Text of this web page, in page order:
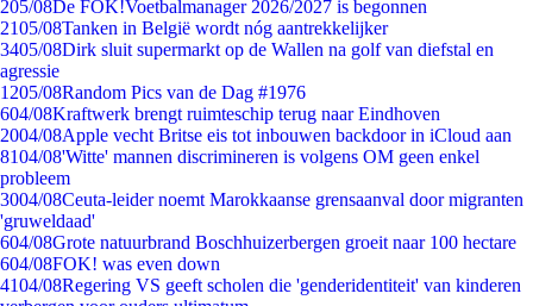
205/08De FOK!Voetbalmanager 2026/2027 is begonnen
2105/08Tanken in België wordt nóg aantrekkelijker
3405/08Dirk sluit supermarkt op de Wallen na golf van diefstal en
agressie
1205/08Random Pics van de Dag #1976
604/08Kraftwerk brengt ruimteschip terug naar Eindhoven
2004/08Apple vecht Britse eis tot inbouwen backdoor in iCloud aan
8104/08'Witte' mannen discrimineren is volgens OM geen enkel
probleem
3004/08Ceuta-leider noemt Marokkaanse grensaanval door migranten
'gruweldaad'
604/08Grote natuurbrand Boschhuizerbergen groeit naar 100 hectare
604/08FOK! was even down
4104/08Regering VS geeft scholen die 'genderidentiteit' van kinderen